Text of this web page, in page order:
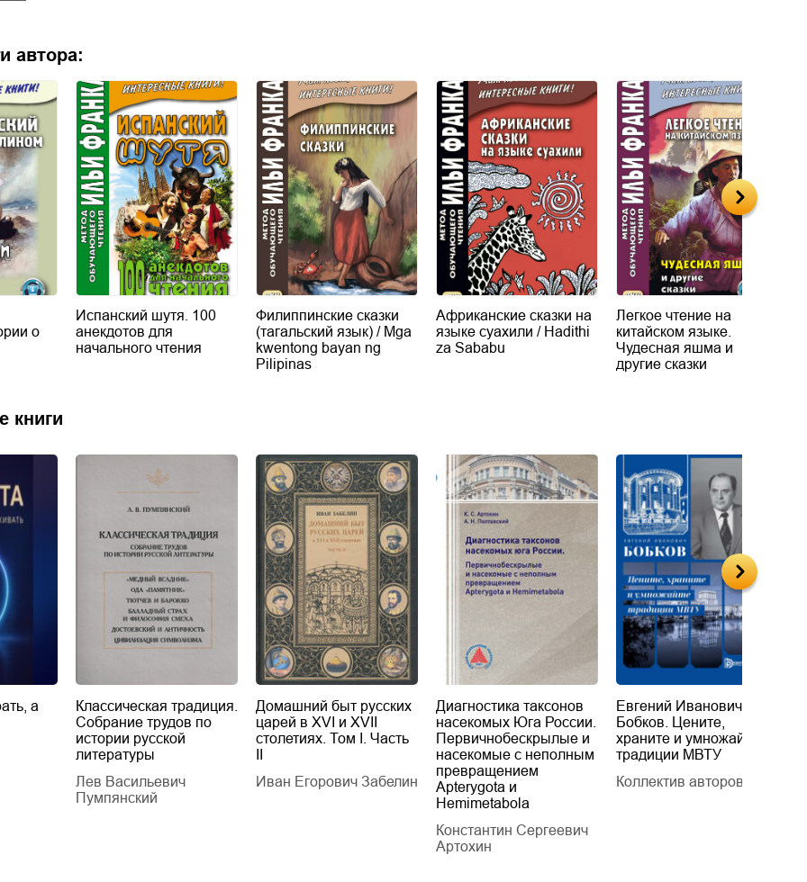
автора:
о
Испанский шутя. 100
анекдотов для
начального чтения
Филиппинские сказки
(тагальский язык) / Mga
kwentong bayan ng
Pilipinas
Африканские сказки на
языке суахили / Hadithi
za Sababu
Легкое чтение на
китайском языке.
Чудесная яшма и
другие сказки
книги
а
Классическая традиция.
Собрание трудов по
истории русской
литературы
Лев Васильевич
Пумпянский
Домашний быт русских
царей в XVI и XVII
столетиях. Том I. Часть
Иван Егорович Забелин
Диагностика таксонов
насекомых Юга России.
Первичнобескрылые и
насекомые с неполным
превращением
Apterygota и
Hemimetabola
Константин Сергеевич
Артохин
Евгений Иванович
Бобков. Цените,
храните и умножайте
традиции МВТУ
Коллектив авторов